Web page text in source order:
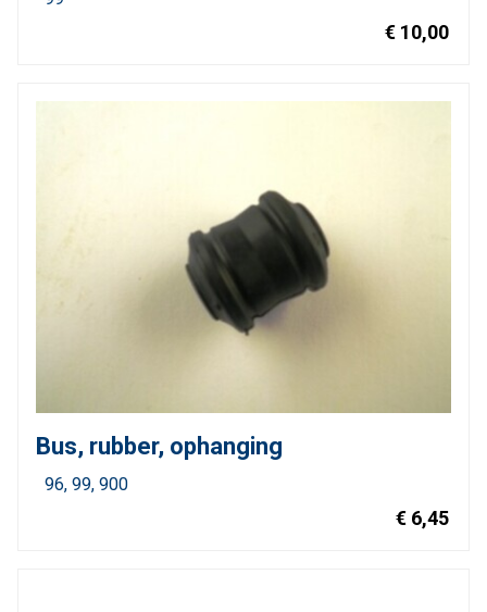
€ 10,00
Bus, rubber, ophanging
96 99 900
€ 6,45